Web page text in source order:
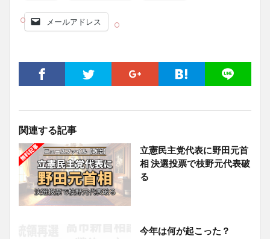
メールアドレス
関連する記事
立憲民主党代表に野田元首
相 決選投票で枝野元代表破
る
今年は何が起こった？